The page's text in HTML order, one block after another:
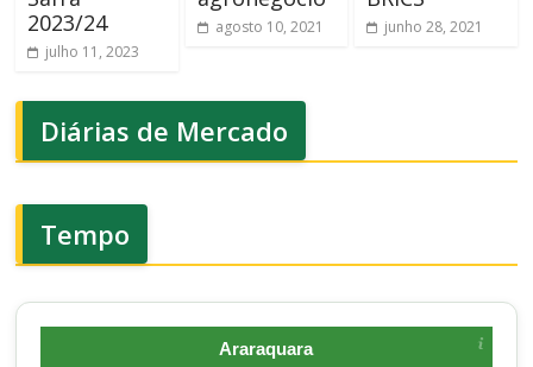
2023/24
julho 11, 2023
agosto 10, 2021 junho 28, 2021
Diárias de Mercado
Tempo
Araraquara